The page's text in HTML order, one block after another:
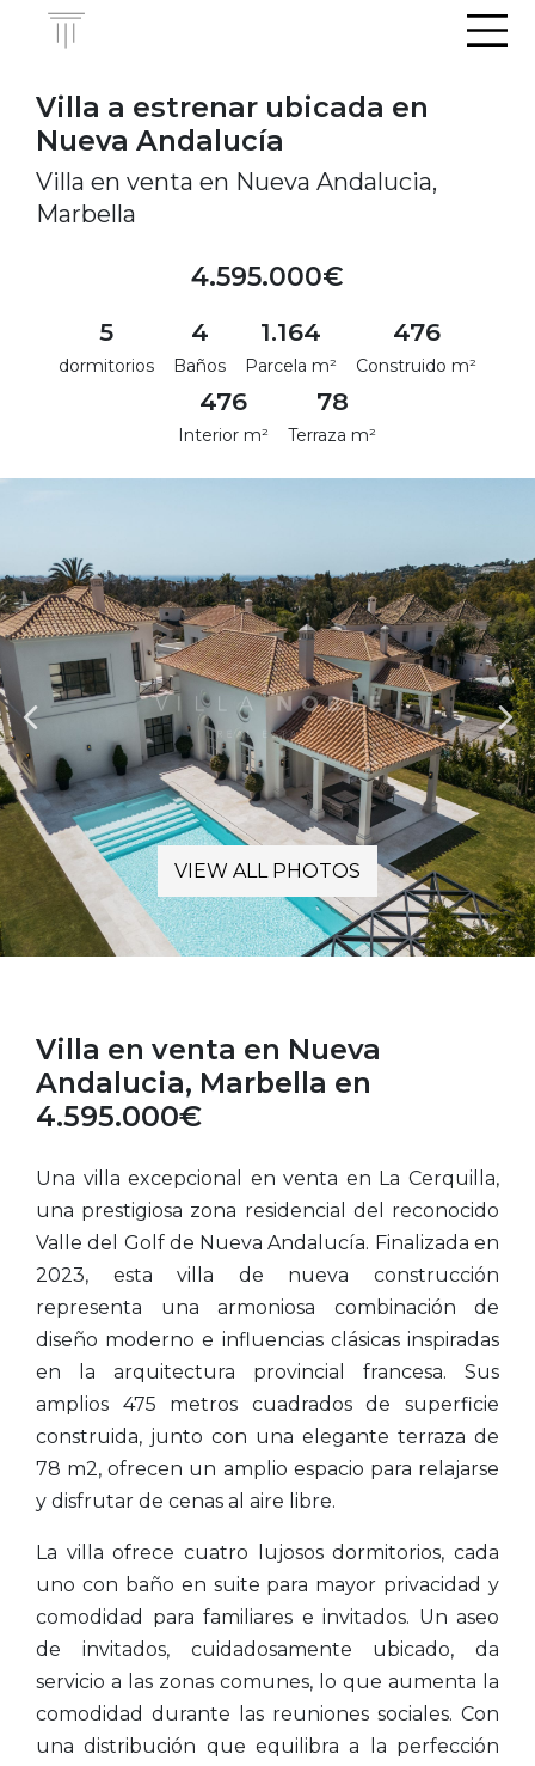
Villa a estrenar ubicada en
Nueva Andalucía
Villa en venta en Nueva Andalucia,
Marbella
4.595.000€
5
dormitorios
4
Baños
1.164
Parcela m²
476
Construido m²
476
Interior m²
78
Terraza m²
VIEW ALL PHOTOS
Villa en venta en Nueva
Andalucia, Marbella en
4.595.000€
Una villa excepcional en venta en La Cerquilla,
una prestigiosa zona residencial del reconocido
Valle del Golf de Nueva Andalucía. Finalizada en
2023, esta villa de nueva construcción
representa una armoniosa combinación de
diseño moderno e influencias clásicas inspiradas
en la arquitectura provincial francesa. Sus
amplios 475 metros cuadrados de superficie
construida, junto con una elegante terraza de
78 m2, ofrecen un amplio espacio para relajarse
y disfrutar de cenas al aire libre.
La villa ofrece cuatro lujosos dormitorios, cada
uno con baño en suite para mayor privacidad y
comodidad para familiares e invitados. Un aseo
de invitados, cuidadosamente ubicado, da
servicio a las zonas comunes, lo que aumenta la
comodidad durante las reuniones sociales. Con
una distribución que equilibra a la perfección